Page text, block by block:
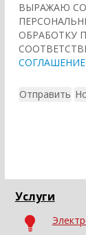
ВЫРАЖАЮ
ОБРАБОТКУ
Услуги